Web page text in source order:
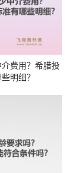
费用？希腊投
明细？